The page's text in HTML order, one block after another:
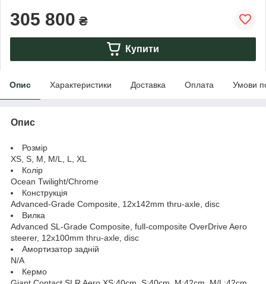
305 800 ₴
Купити
Опис Характеристики Доставка Оплата Умови
Опис
Розмір
XS, S, M, M/L, L, XL
Колір
Ocean Twilight/Chrome
Конструкція
Advanced-Grade Composite, 12x142mm thru-axle, disc
Вилка
Advanced SL-Grade Composite, full-composite OverDrive Aero
steerer, 12x100mm thru-axle, disc
Амортизатор задній
N/A
Кермо